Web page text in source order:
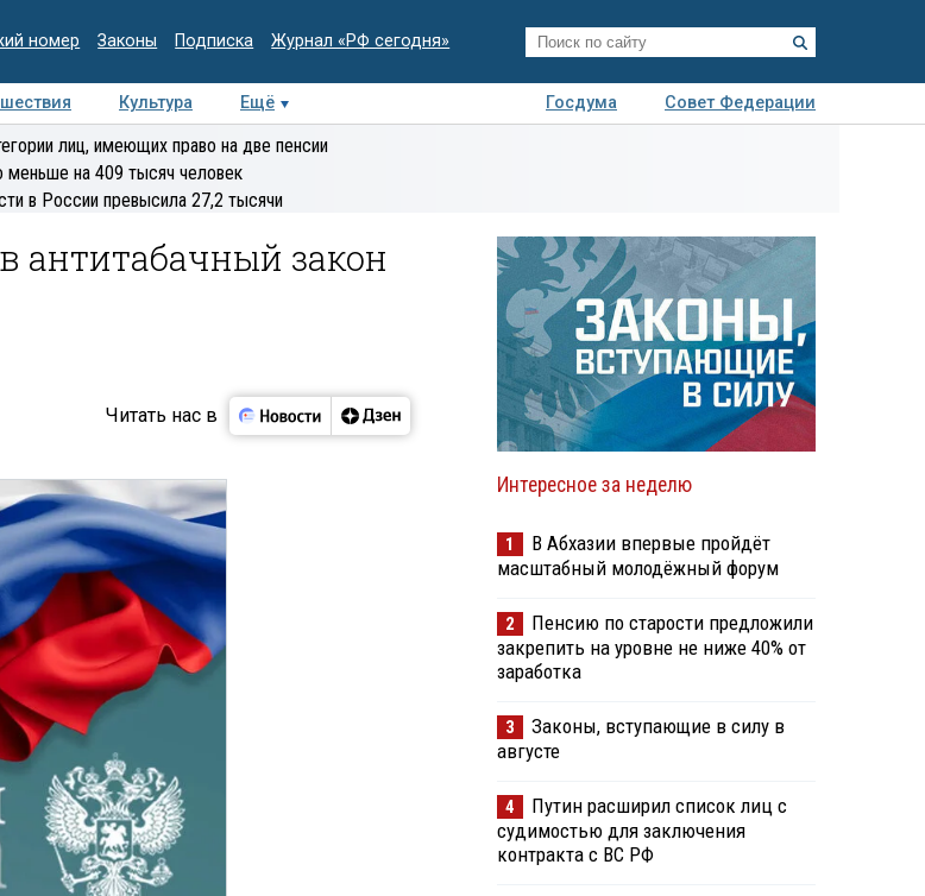
номер Законы Подписка Журнал «РФ сегодня»
Культура Ещё Госдума
Совет Федерации
Интервью Колумнисты
Деловая
лиц, имеющих право на две пенсии
меньше на 409 тысяч человек
в России превысила 27,2 тысячи
антитабачный закон
Читать нас в
Интересное за неделю
1
В Абхазии впервые пройдёт
масштабный молодёжный форум
2
Пенсию по старости предложили
закрепить на уровне не ниже 40% от
заработка
3
Законы, вступающие в силу в
августе
4
Путин расширил список лиц с
судимостью для заключения
контракта с ВС РФ